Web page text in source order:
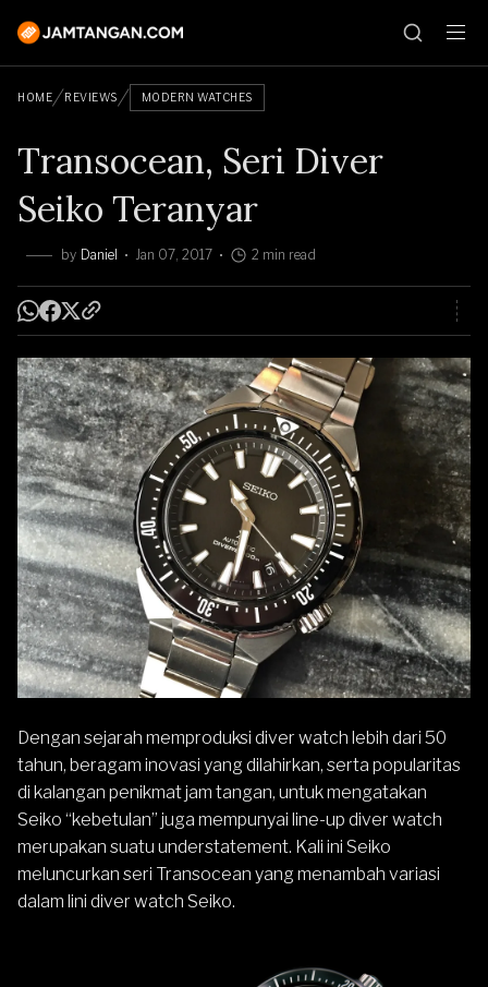
HOME REVIEWS MODERN WATCHES
Transocean, Seri Diver
Seiko Teranyar
by Daniel Jan 07, 2017 2 min read
Dengan sejarah memproduksi diver watch lebih dari 50
tahun, beragam inovasi yang dilahirkan, serta popularitas
di kalangan penikmat jam tangan, untuk mengatakan
Seiko “kebetulan” juga mempunyai line-up diver watch
merupakan suatu understatement. Kali ini Seiko
meluncurkan seri Transocean yang menambah variasi
dalam lini diver watch Seiko.